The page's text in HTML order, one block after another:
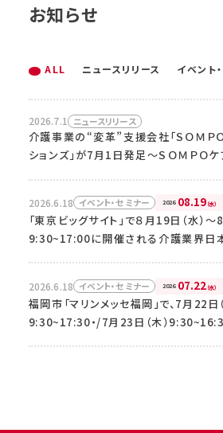
お知らせ
ALL ニュースリリース イベント
2026.7.1 ニュースリリース
介護事業の“変革”支援会社「ＳＯＭＰ
ションズ」が7月1日発足～ＳＯＭＰＯ
2026.6.18 イベント・セミナー 2026 08.19（水）
「東京ビッグサイト」で８月19日（水）～
9:30~17:00に開催される介護業界日
2026.6.18 イベント・セミナー 2026 07.22（水）
福岡市「マリンメッセ福岡」で、7月22日
9:30~17:30・/7月23日（木）
2026.7.1 ニュースリリース
介護事業の“変革”支援会社「ＳＯＭＰ
ションズ」が7月1日発足～ＳＯＭＰＯ
2026.5.26 ニュースリリース
子会社役員人事に関するお知らせ
2026.5.7 ニュースリリース
介護事業の“変革”支援会社「ＳＯＭＰ
ションズ」発足～ＳＯＭＰＯケアグルー
2026.6.18 イベント・セミナー
「東京ビッグサイト」で８月19日（水）～
9:30~17:00に開催される介護業界日
2026.6.18 イベント・セミナー 2026 07.22 （水）
福岡市「マリンメッセ福岡」で、7月22日
9:30~17:30・/7月23日（木）
2026.1.26 トピックス
「高齢者向け宅配弁当おすすめ23選！
をもとに徹底比較」にて紹介されました